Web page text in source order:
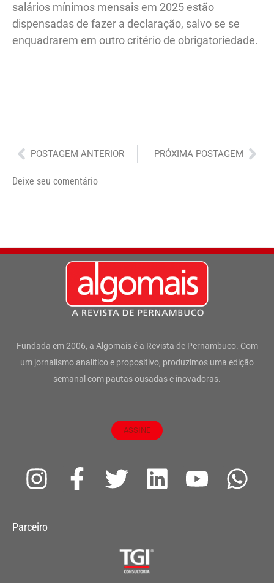
salários mínimos mensais em 2025 estão
dispensadas de fazer a declaração, salvo se se
enquadrarem em outro critério de obrigatoriedade.
Anterior
POSTAGEM ANTERIOR PRÓXIMA POSTAGEM
Deixe seu comentário
Fundada em 2006, a Algomais é a Revista de Pernambuco. Com
um jornalismo analítico e propositivo, produzimos uma edição
semanal com pautas ousadas e inovadoras.
ASSINE
I
s
F
a
T
t
L
Y
W
Parceiro